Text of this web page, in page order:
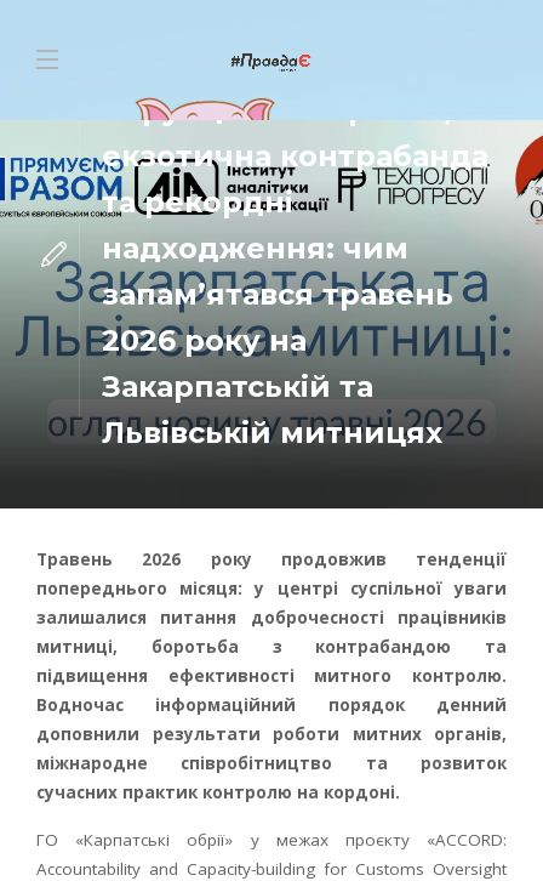
Корупційні викриття,
екзотична контрабанда
та рекордні
надходження: чим
запам’ятався травень
2026 року на
Закарпатській та
Львівській митницях
Травень 2026 року продовжив тенденції
попереднього місяця: у центрі суспільної уваги
залишалися питання доброчесності працівників
митниці, боротьба з контрабандою та
підвищення ефективності митного контролю.
Водночас інформаційний порядок денний
доповнили результати роботи митних органів,
міжнародне співробітництво та розвиток
сучасних практик контролю на кордоні.
ГО «Карпатські обрії» у межах проєкту «ACCORD:
Accountability and Capacity-building for Customs Oversight